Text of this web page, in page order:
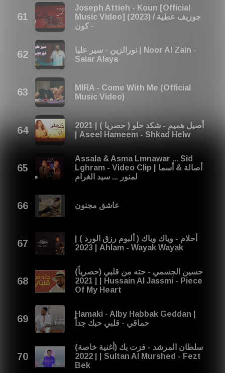
Joseph Attieh - Koun [Official
Music Video] (2023) / جوزيف عطية
- كون
نورالزين - سير عليا | Noor Al Zain -
Saiar Alaya
MIRA - Come With Me (Official
Music Video)
أصيل هميم - شكد حلو ( حصريا ) | 2021
| Aseel Hameem - Shkad Helw
Assala & Asma Lmnawar ... Sid
Lghram - Video Clip | أصالة & أسما
لمنور ... سيد الغرام
عاشق مجنون
أحلام - وياك وياك ( ألبوم رزق الورد ) |
2023 | Ahlam - Wayak Wayak
حسين الجسمي - حته من قلبي (حصرياً)
| 2021 | Hussain Al Jassmi - Piece
Of My Heart
Hamaki - Alby Habbak Geddan |
حماقي - قلبي حبك جداً
سلطان المرشد - فزت بك (أغنية خاصة)
| 2022 | Sultan Al Murshed - Fezt
Bek